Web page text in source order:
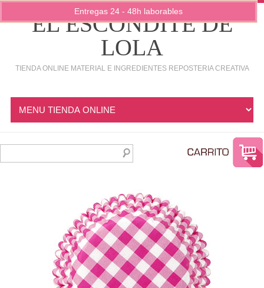
EL ESCONDITE DE
LOLA
TIENDA ONLINE MATERIAL E INGREDIENTES REPOSTERIA CREATIVA
Entregas 24 - 48h laborables